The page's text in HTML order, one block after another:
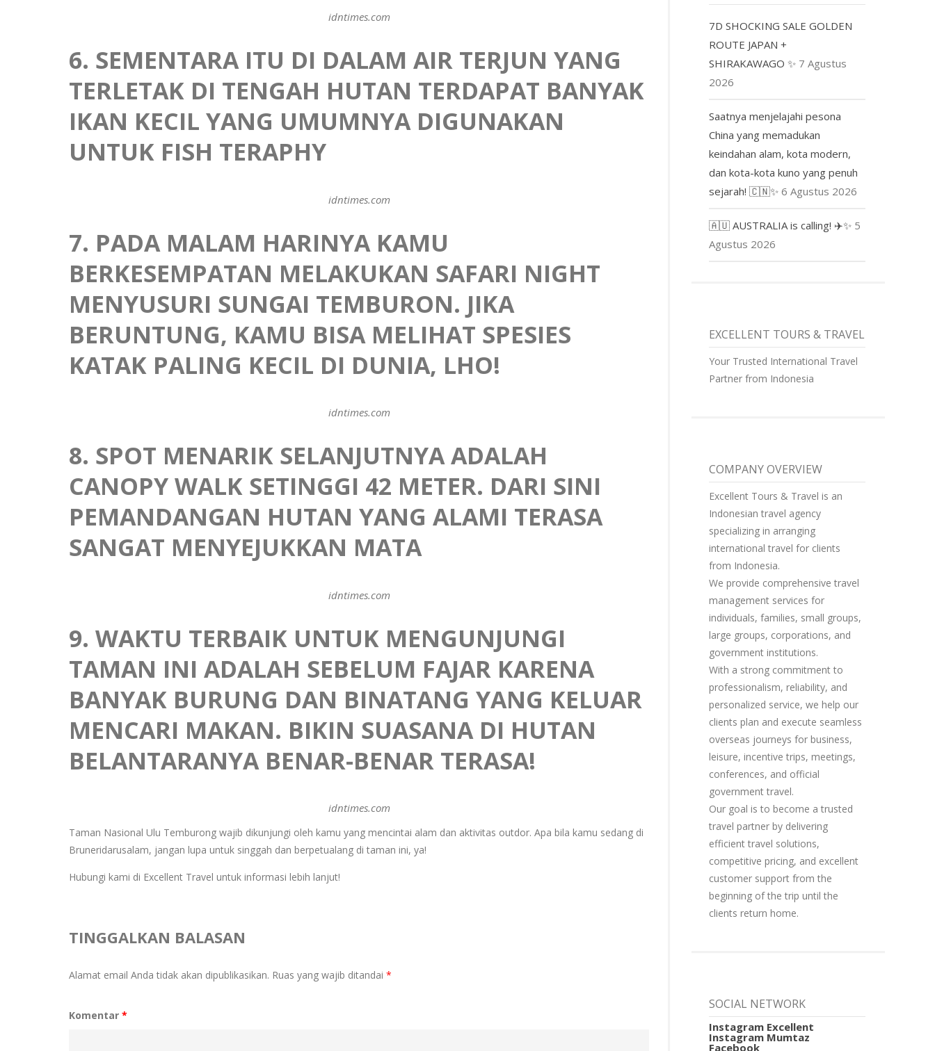
idntimes.com
6. SEMENTARA ITU DI DALAM AIR TERJUN YANG
TERLETAK DI TENGAH HUTAN TERDAPAT BANYAK
IKAN KECIL YANG UMUMNYA DIGUNAKAN
UNTUK FISH TERAPHY
idntimes.com
7. PADA MALAM HARINYA KAMU
BERKESEMPATAN MELAKUKAN SAFARI NIGHT
MENYUSURI SUNGAI TEMBURON. JIKA
BERUNTUNG, KAMU BISA MELIHAT SPESIES
KATAK PALING KECIL DI DUNIA, LHO!
idntimes.com
8. SPOT MENARIK SELANJUTNYA ADALAH
CANOPY WALK SETINGGI 42 METER. DARI SINI
PEMANDANGAN HUTAN YANG ALAMI TERASA
SANGAT MENYEJUKKAN MATA
idntimes.com
9. WAKTU TERBAIK UNTUK MENGUNJUNGI
TAMAN INI ADALAH SEBELUM FAJAR KARENA
BANYAK BURUNG DAN BINATANG YANG KELUAR
MENCARI MAKAN. BIKIN SUASANA DI HUTAN
BELANTARANYA BENAR-BENAR TERASA!
idntimes.com
Taman Nasional Ulu Temburong wajib dikunjungi oleh kamu yang mencintai alam dan aktivitas outdor. Apa bila kamu sedang di
Bruneridarusalam, jangan lupa untuk singgah dan berpetualang di taman ini, ya!
Hubungi kami di Excellent Travel untuk informasi lebih lanjut!
TINGGALKAN BALASAN
Alamat email Anda tidak akan dipublikasikan. Ruas yang wajib ditandai *
Komentar *
7D SHOCKING SALE GOLDEN
ROUTE JAPAN +
SHIRAKAWAGO ✨ 7 Agustus
2026
Saatnya menjelajahi pesona
China yang memadukan
keindahan alam, kota modern,
dan kota-kota kuno yang penuh
sejarah! 🇨🇳✨ 6 Agustus 2026
🇦🇺 AUSTRALIA is calling! ✈️✨ 5
Agustus 2026
EXCELLENT TOURS & TRAVEL
Your Trusted International Travel
Partner from Indonesia
COMPANY OVERVIEW
Excellent Tours & Travel is an
Indonesian travel agency
specializing in arranging
international travel for clients
from Indonesia.
We provide comprehensive travel
management services for
individuals, families, small groups,
large groups, corporations, and
government institutions.
With a strong commitment to
professionalism, reliability, and
personalized service, we help our
clients plan and execute seamless
overseas journeys for business,
leisure, incentive trips, meetings,
conferences, and official
government travel.
Our goal is to become a trusted
travel partner by delivering
efficient travel solutions,
competitive pricing, and excellent
customer support from the
beginning of the trip until the
clients return home.
SOCIAL NETWORK
Instagram Excellent
Instagram Mumtaz
Facebook